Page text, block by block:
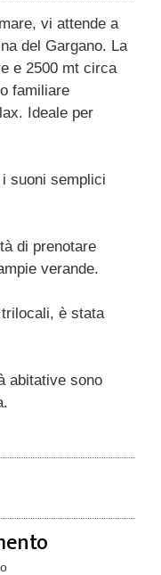
vi attende a
del Gargano. La
e 2500 mt circa
familiare
Ideale per
suoni semplici
di prenotare
verande.
è stata
abitative sono